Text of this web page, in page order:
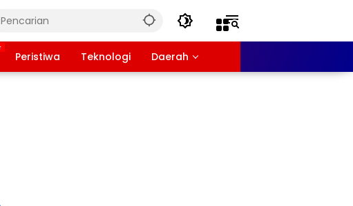
Peristiwa Teknologi Daerah